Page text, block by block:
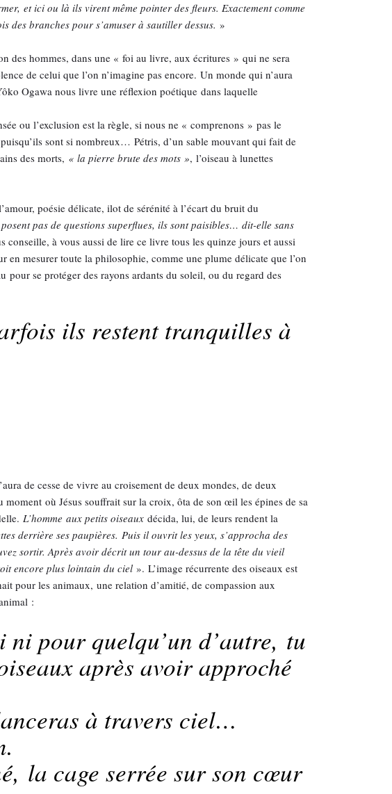
et ici ou là ils virent même pointer des fleurs. Exactement comme
des branches pour s’amuser à sautiller dessus.»
des hommes, dans une « foi au livre, aux écritures » qui ne sera
de celui que l’on n’imagine pas encore. Un monde qui n’aura
Ogawa nous livre une réflexion poétique dans laquelle
ou l’exclusion est la règle, si nous ne « comprenons » pas le
sont si nombreux… Pétris, d’un sable mouvant qui fait de
des morts, « la pierre brute des mots », l’oiseau à lunettes
poésie délicate, ilot de sérénité à l’écart du bruit du
pas de questions superflues, ils sont paisibles… dit-elle sans
conseille, à vous aussi de lire ce livre tous les quinze jours et aussi
mesurer toute la philosophie, comme une plume délicate que l’on
pour se protéger des rayons ardants du soleil, ou du regard des
ils restent tranquilles à
de cesse de vivre au croisement de deux mondes, de deux
où Jésus souffrait sur la croix, ôta de son œil les épines de sa
L’homme aux petits oiseaux décida, lui, de leurs rendent la
derrière ses paupières. Puis il ouvrit les yeux, s’approcha des
sortir. Après avoir décrit un tour au-dessus de la tête du vieil
encore plus lointain du ciel». L’image récurrente des oiseaux est
pour les animaux, une relation d’amitié, de compassion aux
:
ni pour quelqu’un d’autre, tu
après avoir approché
à travers ciel…
la cage serrée sur son cœur